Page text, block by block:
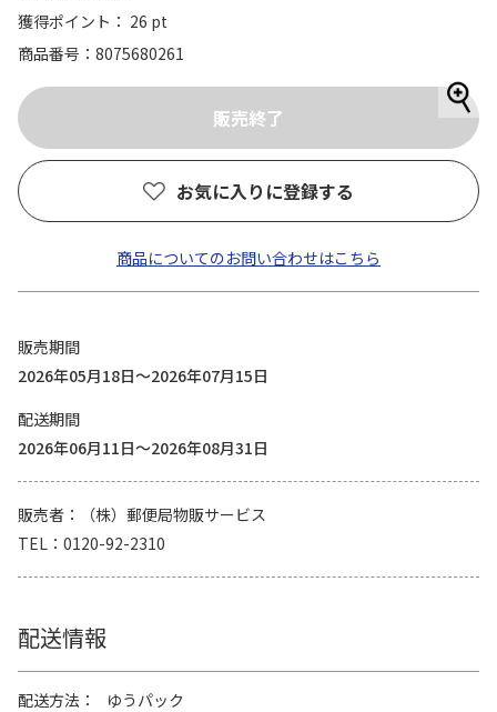
獲得ポイント： 26 pt
商品番号
8075680261
お気に入りに登録する
商品についてのお問い合わせはこちら
販売期間
2026年05月18日～2026年07月15日
配送期間
2026年06月11日～2026年08月31日
販売者
（株）郵便局物販サービス
TEL
0120-92-2310
配送情報
配送方法
ゆうパック